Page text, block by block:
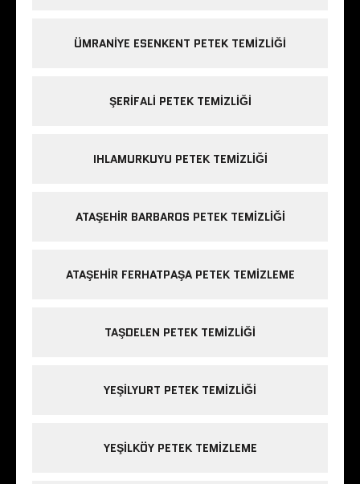
ÜMRANIYE ESENKENT PETEK TEMIZLIĞI
ŞERIFALI PETEK TEMIZLIĞI
IHLAMURKUYU PETEK TEMIZLIĞI
ATAŞEHIR BARBAROS PETEK TEMIZLIĞI
ATAŞEHIR FERHATPAŞA PETEK TEMIZLEME
TAŞDELEN PETEK TEMIZLIĞI
YEŞILYURT PETEK TEMIZLIĞI
YEŞILKÖY PETEK TEMIZLEME